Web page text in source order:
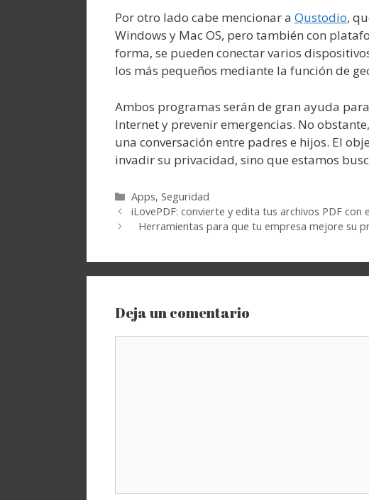
Por otro lado cabe mencionar a Qustodio,
Windows y Mac OS, pero también con
forma, se pueden conectar varios
los más pequeños mediante la función de
Ambos programas serán de gran ayuda
Internet y prevenir emergencias. No
una conversación entre padres e hijos. El
invadir su privacidad, sino que estamos
Categorías
Apps,Seguridad
iLovePDF: convierte y edita tus archivos PDF con
Herramientas para que tu empresa mejore su
Deja un comentario